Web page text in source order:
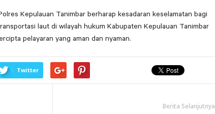
Kepulauan Tanimbar berharap kesadaran keselamatan bagi
laut di wilayah hukum Kabupaten Kepulauan Tanimbar
pelayaran yang aman dan nyaman.
Twitter
Berita Selanjutnya